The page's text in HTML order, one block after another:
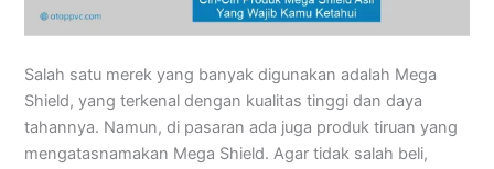
Salah satu merek yang banyak digunakan adalah Mega
Shield, yang terkenal dengan kualitas tinggi dan daya
tahannya. Namun, di pasaran ada juga produk tiruan yang
mengatasnamakan Mega Shield. Agar tidak salah beli,